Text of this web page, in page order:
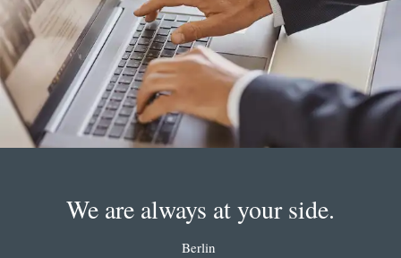
We are always at your side.
Berlin